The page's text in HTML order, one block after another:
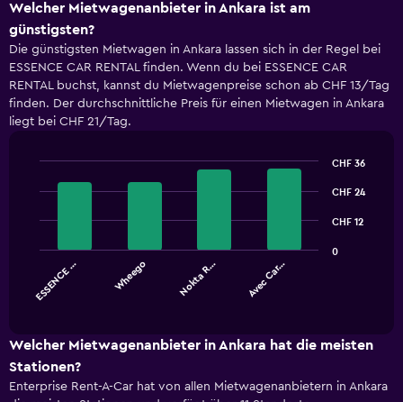
Welcher Mietwagenanbieter in Ankara ist am
günstigsten?
Die günstigsten Mietwagen in Ankara lassen sich in der Regel bei
ESSENCE CAR RENTAL finden. Wenn du bei ESSENCE CAR
RENTAL buchst, kannst du Mietwagenpreise schon ab CHF 13/Tag
finden. Der durchschnittliche Preis für einen Mietwagen in Ankara
liegt bei CHF 21/Tag.
chart
chart
X
axis
displaying
categories.
graphic.
ESSENCE … Wheego Nokta R… Avec Car…
0
CHF 12
CHF 24
CHF 36
End
of
Welcher Mietwagenanbieter in Ankara hat die meisten
Stationen?
Enterprise Rent-A-Car hat von allen Mietwagenanbietern in Ankara